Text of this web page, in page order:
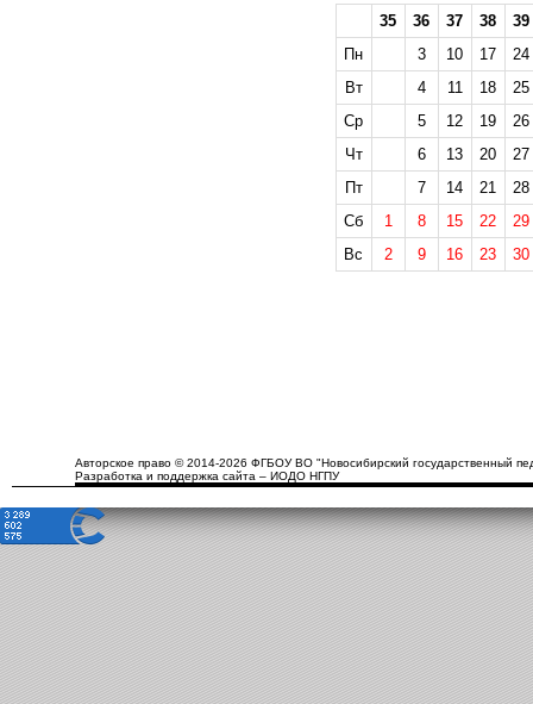
35 36 37 38
39
Пн
3 10 17
24
Вт
4 11 18
25
Ср
5 12 19
26
Чт
6 13 20
27
Пт
7 14 21
28
Сб
1 8 15 22
29
Вс
2 9 16 23 30
Авторское право © 2014-2026 ФГБОУ ВО "Новосибирский государственный
Разработка и поддержка сайта – ИОДО НГПУ